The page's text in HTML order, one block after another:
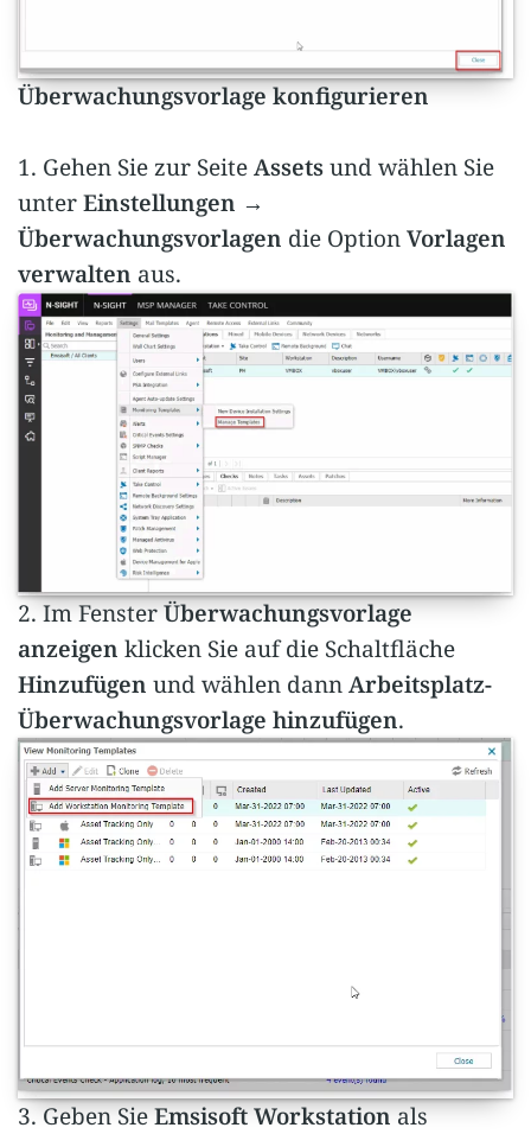
Überwachungsvorlage konfigurieren
1. Gehen Sie zur SeiteAssetsund wählen Sie
unterEinstellungen →
Überwachungsvorlagen die OptionVorlagen
verwalten aus.
2. Im FensterÜberwachungsvorlage
anzeigen klicken Sie auf die Schaltfläche
Hinzufügen und wählen dannArbeitsplatz-
Überwachungsvorlage hinzufügen.
3. Geben SieEmsisoft Workstationals